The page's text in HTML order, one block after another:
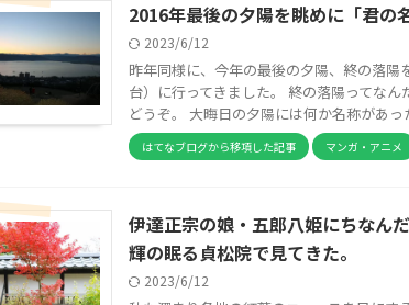
2016年最後の夕陽を眺めに「君の
2023/6/12
昨年同様に、今年の最後の夕陽、終の落
台）に行ってきました。 終の落陽ってな
どうぞ。 大晦日の夕陽には何か名称があっ
はてなブログから移項した記事 マンガ・アニメ
伊達正宗の娘・五郎八姫にちなん
輝の眠る貞松院で見てきた。
2023/6/12